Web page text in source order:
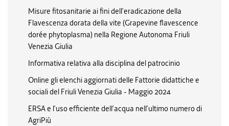
Misure fitosanitarie ai fini dell’eradicazione della
Flavescenza dorata della vite (Grapevine flavescence
dorée phytoplasma) nella Regione Autonoma Friuli
Venezia Giulia
Informativa relativa alla disciplina del patrocinio
Online gli elenchi aggiornati delle Fattorie didattiche e
sociali del Friuli Venezia Giulia - Maggio 2024
ERSA e l’uso efficiente dell’acqua nell’ultimo numero di
AgriPiù